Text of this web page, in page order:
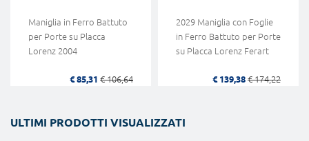
Maniglia in Ferro Battuto
per Porte su Placca
Lorenz 2004
€ 85,31 € 106,64
2029 Maniglia con Foglie
in Ferro Battuto per Porte
su Placca Lorenz Ferart
€ 139,38 € 174,22
ULTIMI PRODOTTI VISUALIZZATI